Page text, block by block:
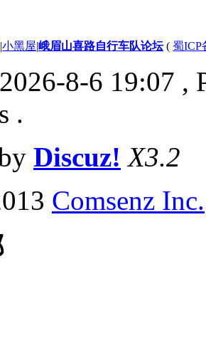
|小黑屋|峨眉山喜路自行车队论坛( 蜀ICP
8-6 19:07 ,
.
Discuz! X3.2
Comsenz Inc.